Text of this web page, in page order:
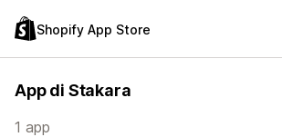
Shopify App Store
App di Stakara
1 app